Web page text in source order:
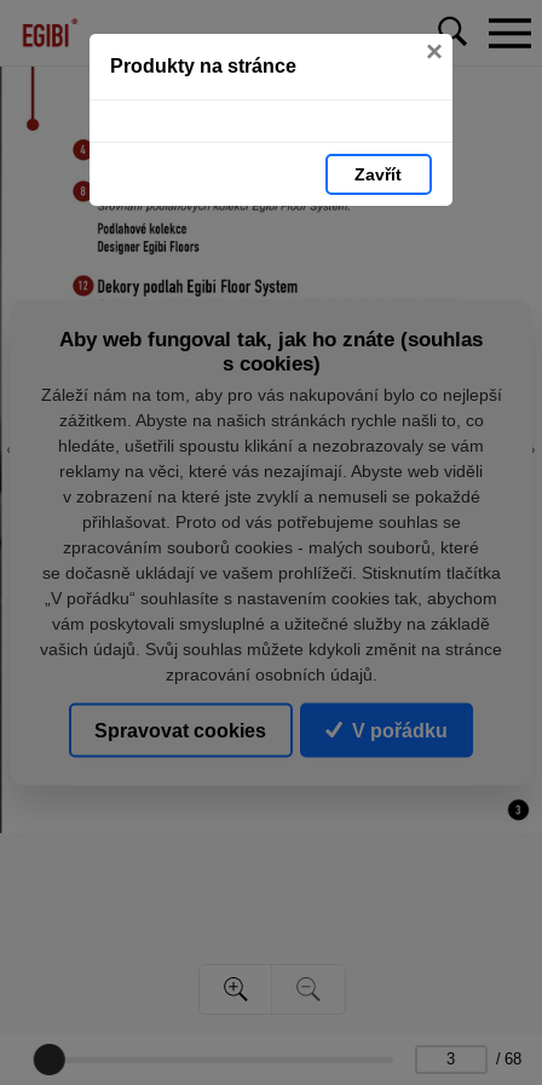
Produkty na stránce ×
Zavřít
/ 68
Aby web fungoval tak, jak ho znáte (souhlas
s cookies)
Záleží nám na tom, aby pro vás nakupování bylo co nejlepší
zážitkem. Abyste na našich stránkách rychle našli to, co
hledáte, ušetřili spoustu klikání a nezobrazovaly se vám
reklamy na věci, které vás nezajímají. Abyste web viděli
v zobrazení na které jste zvyklí a nemuseli se pokaždé
přihlašovat. Proto od vás potřebujeme souhlas se
zpracováním souborů cookies - malých souborů, které
se dočasně ukládají ve vašem prohlížeči. Stisknutím tlačítka
„V pořádku“ souhlasíte s nastavením cookies tak, abychom
vám poskytovali smysluplné a užitečné služby na základě
vašich údajů. Svůj souhlas můžete kdykoli změnit na stránce
zpracování osobních údajů.
Spravovat cookies V pořádku